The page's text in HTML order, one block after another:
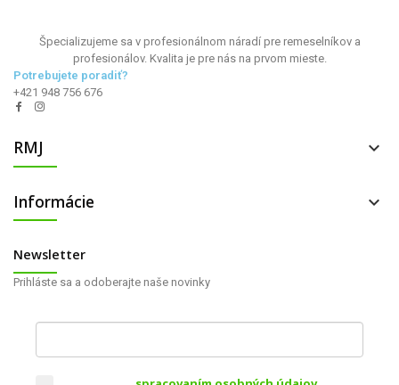
Špecializujeme sa v profesionálnom náradí pre remeselníkov a
profesionálov. Kvalita je pre nás na prvom mieste.
Potrebujete poradiť?
+421 948 756 676
RMJ 
Informácie 
Newsletter
Prihláste sa a odoberajte naše novinky